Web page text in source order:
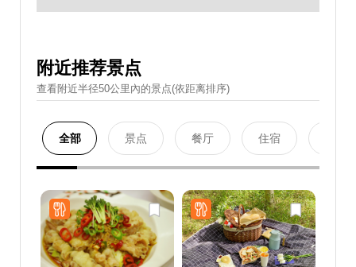
附近推荐景点
查看附近半径50公里內的景点(依距离排序)
全部 景点 餐厅 住宿